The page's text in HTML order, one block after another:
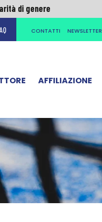
di genere
CONTATTI NEWSLETTER
AFFILIAZIONE